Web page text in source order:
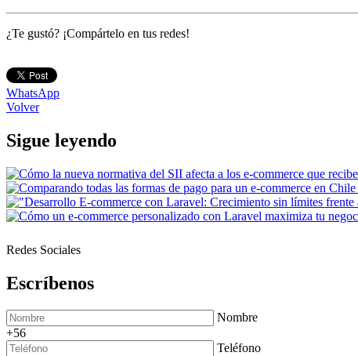
¿Te gustó? ¡Compártelo en tus redes!
WhatsApp
Volver
Sigue leyendo
Redes Sociales
Escríbenos
Nombre
+56
Teléfono